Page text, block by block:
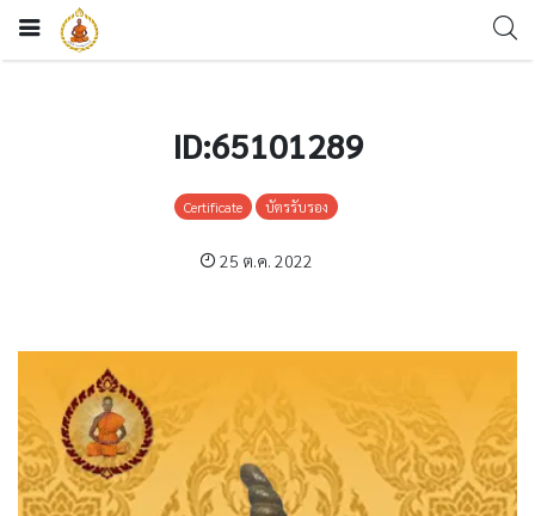
ID:65101289
Certificate บัตรรับรอง
25 ต.ค. 2022